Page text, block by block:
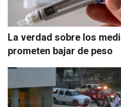
La verdad sobre los
prometen bajar de peso